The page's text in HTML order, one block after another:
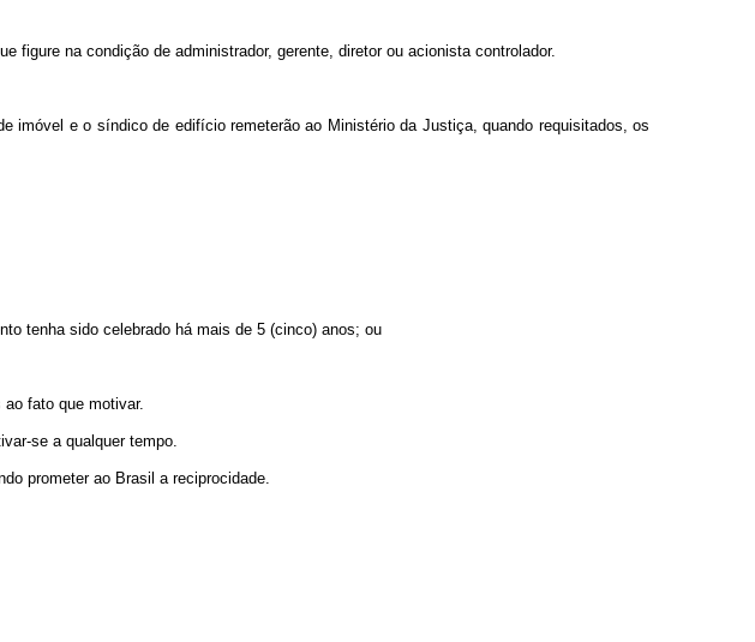
figure na condição de administrador, gerente, diretor ou acionista controlador.
imóvel e o síndico de edifício remeterão ao Ministério da Justiça, quando requisitados, os
tenha sido celebrado há mais de 5 (cinco) anos; ou
fato que motivar.
se a qualquer tempo.
prometer ao Brasil a reciprocidade.